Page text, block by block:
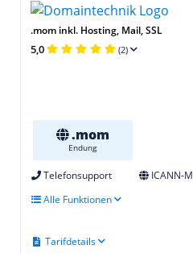
.mom inkl. Hosting, Mail, SSL
5,0 (2)
.mom
Endung
Telefonsupport ICANN-
Alle Funktionen
Tarifdetails